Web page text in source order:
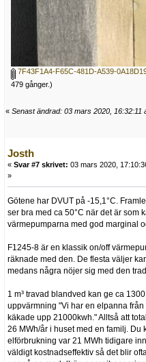
7F43F1A4-F65C-481D-A539-
479 gånger.)
« Senast ändrad: 03 mars 2020, 16:32:11
Josth
« Svar #7 skrivet: 03 mars 2020,
»
Götene har DVUT på -15,1°C.
ser bra med ca 50°C när det är som
värmepumparna med god marginal
F1245-8 är en klassik on/off
räknade med den. De flesta väljer
medans några nöjer sig med den
1 m³ travad blandved kan ge ca
uppvärmning "Vi har en elpanna
käkade upp 21000kwh." Alltså att
26 MWh/år i huset med en familj. Du
elförbrukning var 21 MWh tidigare
väldigt kostnadseffektiv så det blir